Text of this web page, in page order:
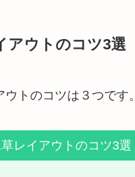
アウトのコツ3選
トのコツは３つです。
レイアウトのコツ3選